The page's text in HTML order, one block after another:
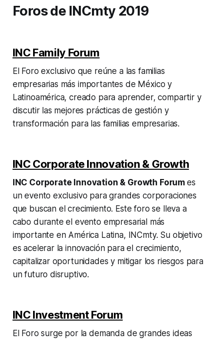
Foros de INCmty 2019
INC Family Forum
El Foro exclusivo que reúne a las familias
empresarias más importantes de México y
Latinoamérica, creado para aprender, compartir y
discutir las mejores prácticas de gestión y
transformación para las familias empresarias.
INC Corporate Innovation & Growth
INC Corporate Innovation & Growth Forum es
un evento exclusivo para grandes corporaciones
que buscan el crecimiento. Este foro se lleva a
cabo durante el evento empresarial más
importante en América Latina, INCmty. Su objetivo
es acelerar la innovación para el crecimiento,
capitalizar oportunidades y mitigar los riesgos para
un futuro disruptivo.
INC Investment Forum
El Foro surge por la demanda de grandes ideas